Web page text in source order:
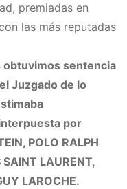
premiadas en
las más reputadas
obtuvimos sentencia
Juzgado de lo
por
POLO RALPH
LAURENT,
LAROCHE.